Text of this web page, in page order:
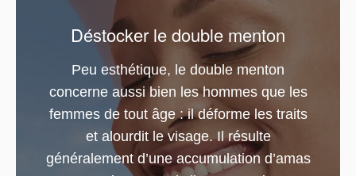
Déstocker le double menton
Peu esthétique, le double menton
concerne aussi bien les hommes que les
femmes de tout âge : il déforme les traits
et alourdit le visage. Il résulte
généralement d’une accumulation d’amas